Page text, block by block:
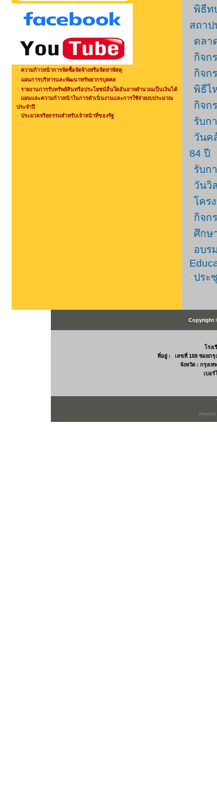
ความก้าวหน้าการจัดซื้อจัดจ้างหรือจัดหาพัสดุ
แผนการบริหารและพัฒนาทรัพยากรบุคคล
รายงานการรับทรัพย์สินหรือประโยชน์อื่นใดอันอาจคำนวณเป็นเงินได้
แผนและความก้าวหน้าในการดำเนินงานและการใช้จ่ายงบประมาณ
ประจำปี
ประมวลจริยธรรมสำหรับเจ้าหน้าที่ของรัฐ
พิธีท
สถาป
ตลา
กิจก
กิจก
พิธีไ
กิจก
รับก
วันค
84 ปี
รับก
วันวิ
โคร
กิจก
ศึกษ
อบร
ประ
Copyright
โรง
ที่อยู่ : เลขที่ 188 ซอยกรุ
จังหวัด : กรุงเ
เบอ